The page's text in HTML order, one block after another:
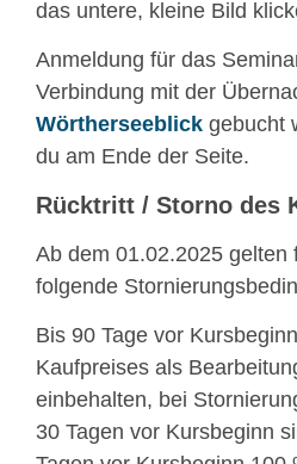
das untere, kleine Bild
Anmeldung für das
Verbindung mit der
Wörtherseeblick gebucht
du am Ende der Seite.
Rücktritt / Storno des
Ab dem 01.02.2025 gelten
folgende
Bis 90 Tage vor
Kaufpreises als
einbehalten, bei
30 Tagen vor Kursbeginn